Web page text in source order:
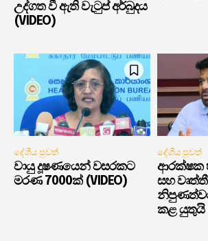
උද්ගත වී ඇති වැටුප් අර්බුදය
(VIDEO)
දේශීය පුවත්
වායු දූෂණයෙන් වසරකට
මරණ 7000ක් (VIDEO)
දේශීය පුවත්
ආරක්ෂක
සහ
කළ යුතුයි